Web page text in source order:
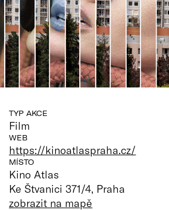
TYP AKCE
Film
WEB
https://kinoatlaspraha.cz/
MÍSTO
Kino Atlas
Ke Štvanici 371/4, Praha
zobrazit na mapě